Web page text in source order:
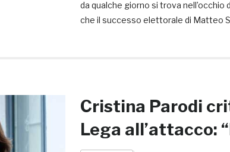
da qualche giorno si trova
che il successo elettorale di Matteo
Cristina Parodi
Lega all’attacco: